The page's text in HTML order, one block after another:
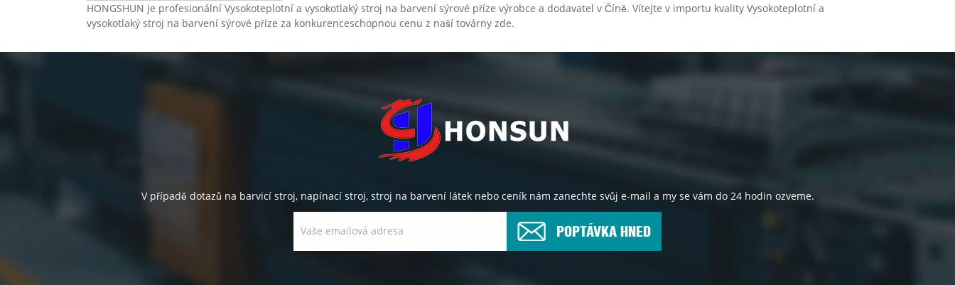
HONGSHUN je profesionální Vysokoteplotní a vysokotlaký stroj na barvení sýrové příze výrobce a dodavatel v Číně. Vítejte v importu kvality Vysokoteplotní a
vysokotlaký stroj na barvení sýrové příze za konkurenceschopnou cenu z naší továrny zde.
V případě dotazů na barvicí stroj, napínací stroj, stroj na barvení látek nebo ceník nám zanechte svůj e-mail a my se vám do 24 hodin ozveme.
POPTÁVKA HNED